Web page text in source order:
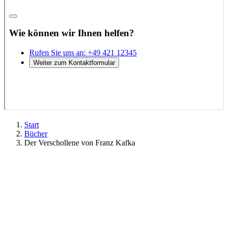
Start
Bücher
Der Verschollene von Franz Kafka